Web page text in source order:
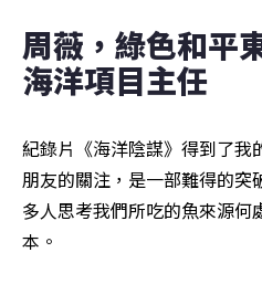
周薇，綠色和平
海洋項目主任
紀錄片《海洋陰謀》得到了我
朋友的關注，是一部難得的突
多人思考我們所吃的魚來源
本。